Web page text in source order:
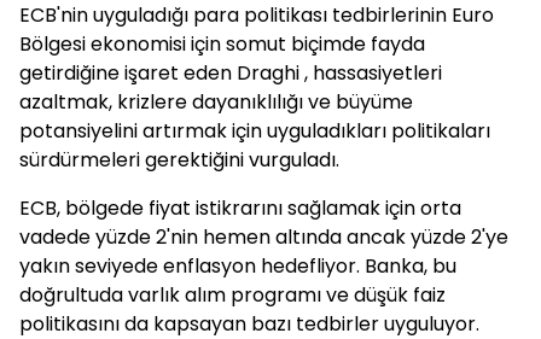
ECB'nin uyguladığı para politikası tedbirlerinin Euro
Bölgesi ekonomisi için somut biçimde fayda
getirdiğine işaret eden Draghi , hassasiyetleri
azaltmak, krizlere dayanıklılığı ve büyüme
potansiyelini artırmak için uyguladıkları politikaları
sürdürmeleri gerektiğini vurguladı.
ECB, bölgede fiyat istikrarını sağlamak için orta
vadede yüzde 2'nin hemen altında ancak yüzde 2'ye
yakın seviyede enflasyon hedefliyor. Banka, bu
doğrultuda varlık alım programı ve düşük faiz
politikasını da kapsayan bazı tedbirler uyguluyor.